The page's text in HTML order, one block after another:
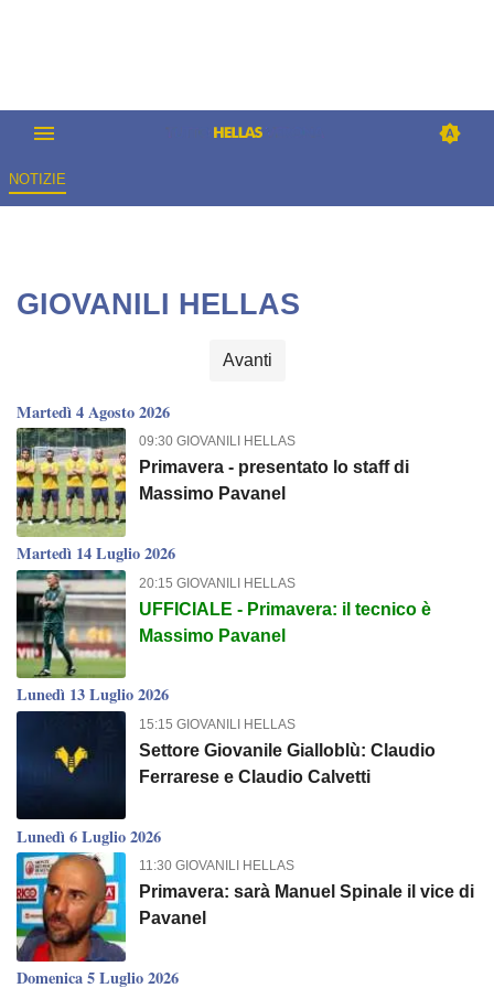
NOTIZIE
GIOVANILI HELLAS
Avanti
Martedì 4 Agosto 2026
09:30 GIOVANILI HELLAS
Primavera - presentato lo staff di
Massimo Pavanel
Martedì 14 Luglio 2026
20:15 GIOVANILI HELLAS
UFFICIALE - Primavera: il tecnico è
Massimo Pavanel
Lunedì 13 Luglio 2026
15:15 GIOVANILI HELLAS
Settore Giovanile Gialloblù: Claudio
Ferrarese e Claudio Calvetti
Lunedì 6 Luglio 2026
11:30 GIOVANILI HELLAS
Primavera: sarà Manuel Spinale il vice di
Pavanel
Domenica 5 Luglio 2026